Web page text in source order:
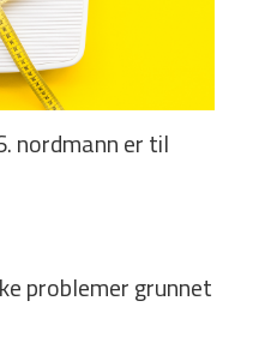
nordmann er til
problemer grunnet